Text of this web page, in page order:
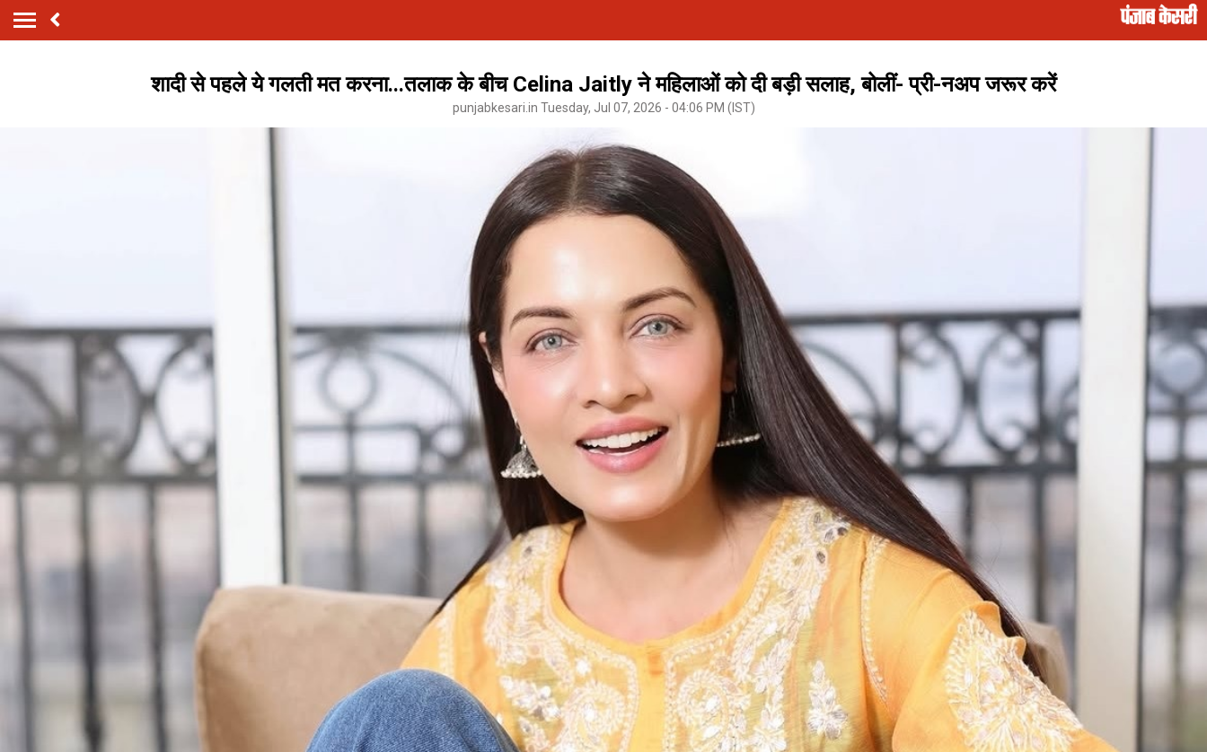
शादी से पहले ये गलती मत करना...तलाक के बीच Celina Jaitly ने महिलाओं को दी बड़ी सलाह, बोलीं- प्री-नअप जरूर करें
punjabkesari.in Tuesday, Jul 07, 2026 - 04:06 PM (IST)